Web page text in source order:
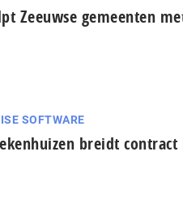
Zeeuwse gemeenten
SOFTWARE
breidt